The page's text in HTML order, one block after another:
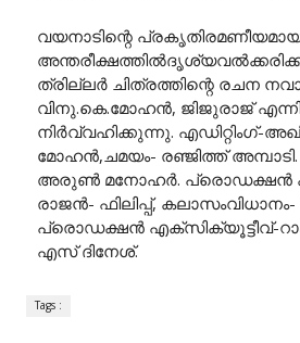
വയനാടിന്റെ
ത്രില്ലർ ചിത്രത്തിന്റെ രചന
വിനു.കെ.മോഹൻ, ജിജുരാജ്
നിർവ്വഹിക്കുന്നു. എഡിറ്റിംഗ്-
മോഹൻ,ചമയം- രഞ്ജിത്ത് അമ്പാടി.
അരുൺ മനോഹർ. പ്രൊഡക്ഷൻ
രാജൻ- ഫിലിപ്പ്,
പ്രൊഡക്ഷൻ എക്സിക്യൂട്ടീവ്-
എസ് ദിനേശ്.
Tags :